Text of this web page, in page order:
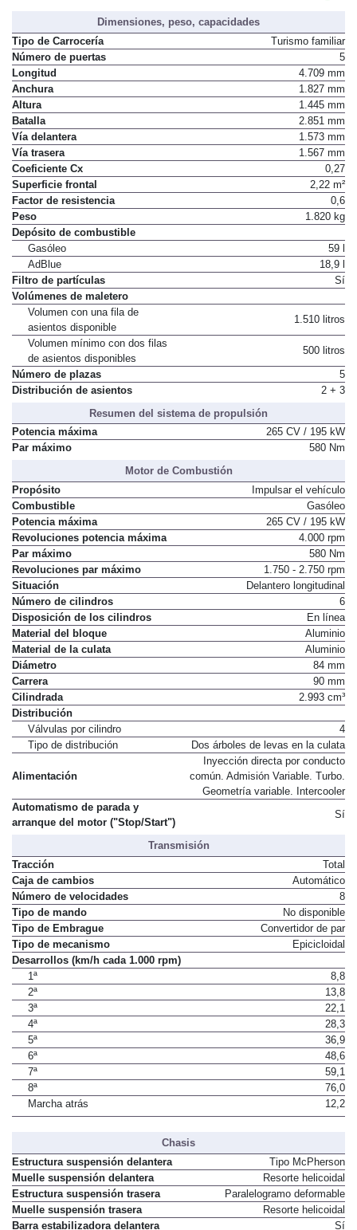
Dimensiones, peso, capacidades
Tipo de Carrocería
Turismo familiar
Número de puertas
5
Longitud
4.709 mm
Anchura
1.827 mm
Altura
1.445 mm
Batalla
2.851 mm
Vía delantera
1.573 mm
Vía trasera
1.567 mm
Coeficiente Cx
0,27
Superficie frontal
2,22 m²
Factor de resistencia
0,6
Peso
Depósito de combustible
Gasóleo
59 l
AdBlue
18,9 l
Filtro de partículas
Volúmenes de maletero
Volumen con una fila de
asientos disponible
Volumen mínimo con dos filas
de asientos disponibles
Número de plazas
5
Resumen del sistema de propulsión
Potencia máxima
265 CV / 195 kW
Motor de Combustión
Propósito
Impulsar el vehículo
Combustible
Gasóleo
Potencia máxima
265 CV / 195 kW
Revoluciones potencia máxima
4.000 rpm
Par máximo
580 Nm
Revoluciones par máximo
1.750 - 2.750 rpm
Situación
Delantero longitudinal
Número de cilindros
6
Disposición de los cilindros
En línea
Material del bloque
Aluminio
Material de la culata
Aluminio
Diámetro
84 mm
Carrera
90 mm
Cilindrada
Distribución
Válvulas por cilindro
4
Dos árboles de levas en la culata
Inyección directa por conducto
común. Admisión Variable. Turbo.
Automatismo de parada y
Transmisión
Tracción
Total
Caja de cambios
Automático
Número de velocidades
8
Tipo de mando
No disponible
Tipo de Embrague
Convertidor de par
Tipo de mecanismo
Desarrollos (km/h cada 1.000 rpm)
1ª
8,8
2ª
13,8
3ª
22,1
4ª
28,3
5ª
36,9
6ª
48,6
7ª
59,1
8ª
76,0
Marcha atrás
12,2
Chasis
Estructura suspensión delantera
Tipo McPherson
Muelle suspensión delantera
Resorte helicoidal
Estructura suspensión trasera
Paralelogramo deformable
Muelle suspensión trasera
Resorte helicoidal